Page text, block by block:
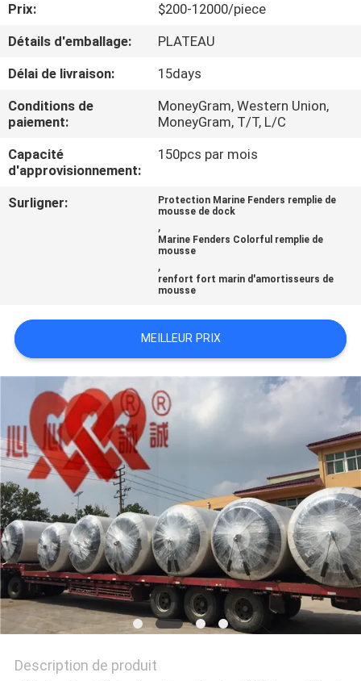
VISITE
D'USINE
CONTRÔLE
DE
QUALITÉ
CONTACTEZ-
CAS
PLAN
DU
SITE
PRIVACY
POLICY
Prix:
$200-12000/piece
Détails d'emballage:
PLATEAU
Délai de livraison:
15days
Conditions de
paiement:
MoneyGram, Western Union,
MoneyGram, T/T, L/C
Capacité
d'approvisionnement:
150pcs par mois
Surligner:
Protection Marine Fenders remplie de
mousse de dock
,
Marine Fenders Colorful remplie de
mousse
,
renfort fort marin d'amortisseurs de
mousse
MEILLEUR PRIX
Description de produit